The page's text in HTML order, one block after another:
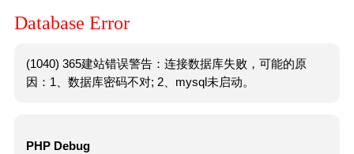
Database Error
(1040) 365建站错误警告：连接数据库失败，可能的原
因：1、数据库密码不对; 2、mysql未启动。
PHP Debug